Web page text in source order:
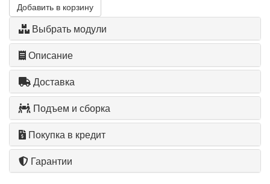
Добавить в корзину
Выбрать модули
Описание
Доставка
Подъем и сборка
Покупка в кредит
Гарантии